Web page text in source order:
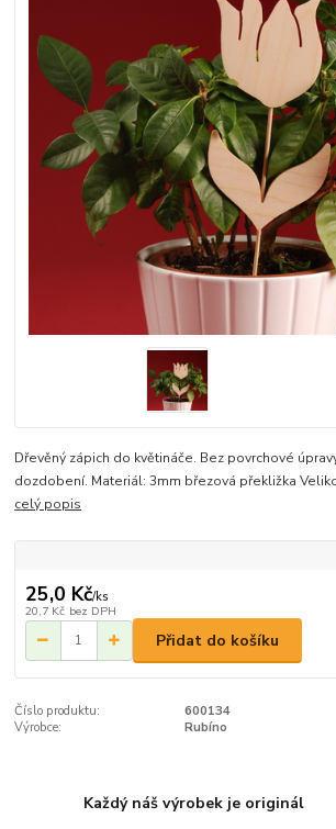
Dřevěný zápich do květináče. Bez povrchové
dozdobení. Materiál: 3mm březová překližka
celý popis
25,0 Kč/ks
20,7 Kč bez DPH
Přidat do košíku
Číslo produktu:
600134
Výrobce:
Rubíno
Každý náš výrobek je originál